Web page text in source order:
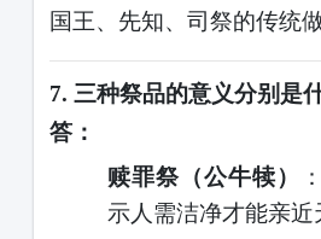
国王、先知、司祭的传统做
7. 三种祭品的意义分别是
答：
赎罪祭（公牛犊）
示人需洁净才能亲近